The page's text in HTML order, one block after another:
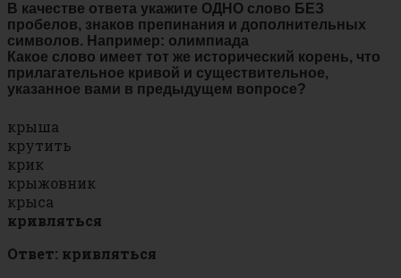
В качестве ответа укажите ОДНО слово БЕЗ
пробелов, знаков препинания и дополнительных
символов. Например: олимпиада
Какое слово имеет тот же исторический корень, что
прилагательное кривой и существительное,
указанное вами в предыдущем вопросе?
крыша
крутить
крик
крыжовник
крыса
кривляться
Ответ: кривляться